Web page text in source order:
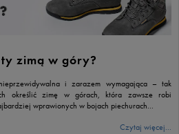
zimą w góry?
i zarazem wymagająca – tak
określić zimę w górach, która zawsze robi
wprawionych w bojach piechurach...
Czytaj więcej...